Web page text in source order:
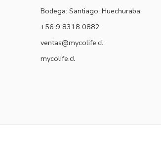
Bodega: Santiago, Huechuraba.
‭+56 9 8318 0882‬
ventas@mycolife.cl
mycolife.cl